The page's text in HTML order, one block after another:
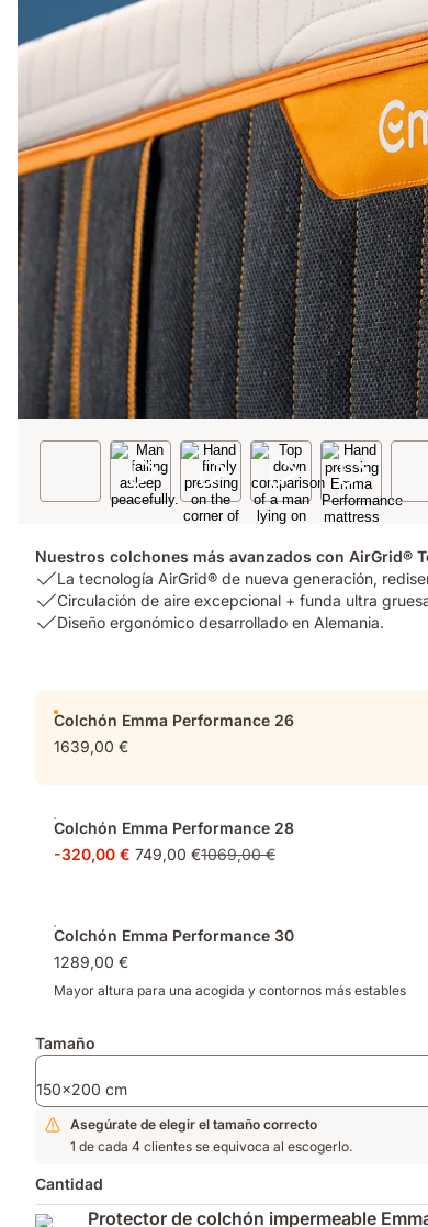
Nuestros colchones más avanzados con AirGrid®
USP
1:
La
nueva
generación,
rediseñada
distribución
presión
La tecnología AirGrid® de nueva generación,
USP
2:
excepcional
funda
sensación
fresca
Circulación de aire excepcional + funda ultra
USP
desarrollado
Alemania.
Diseño ergonómico desarrollado en Alemania.
Colchón Emma Performance 26
1639,00 €
Colchón Emma Performance 28
-320,00 € 749,00 €1069,00 €
Colchón Emma Performance 30
1289,00 €
Mayor altura para una acogida y contornos más estables
Tamaño
150x200 cm
Asegúrate de elegir el tamaño correcto
1 de cada 4 clientes se equivoca al escogerlo.
Cantidad
Protector de colchón impermeable